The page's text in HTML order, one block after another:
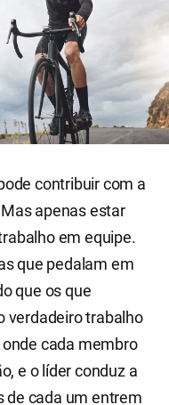
contribuir com a
apenas estar
em equipe.
que pedalam em
que os que
verdadeiro trabalho
cada membro
e o líder conduz a
de cada um entrem